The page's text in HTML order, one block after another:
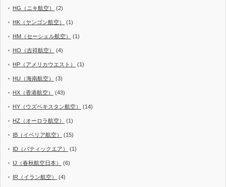
HG（ニキ航空） (2)
HK（ヤンゴン航空） (1)
HM（セーシェル航空） (1)
HO（吉祥航空） (4)
HP（アメリカウエスト） (1)
HU（海南航空） (3)
HX（香港航空） (43)
HY（ウズベキスタン航空） (14)
HZ（オーロラ航空） (1)
IB（イベリア航空） (15)
ID（バティックエア） (1)
IJ（春秋航空日本） (6)
IR（イラン航空） (4)